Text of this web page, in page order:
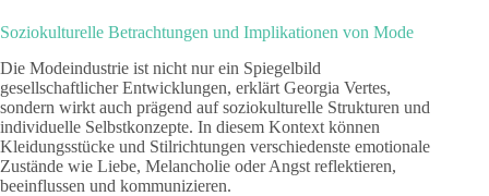
Soziokulturelle Betrachtungen und Implikationen von Mode
Die Modeindustrie ist nicht nur ein Spiegelbild
gesellschaftlicher Entwicklungen, erklärt Georgia Vertes,
sondern wirkt auch prägend auf soziokulturelle Strukturen und
individuelle Selbstkonzepte. In diesem Kontext können
Kleidungsstücke und Stilrichtungen verschiedenste emotionale
Zustände wie Liebe, Melancholie oder Angst reflektieren,
beeinflussen und kommunizieren.